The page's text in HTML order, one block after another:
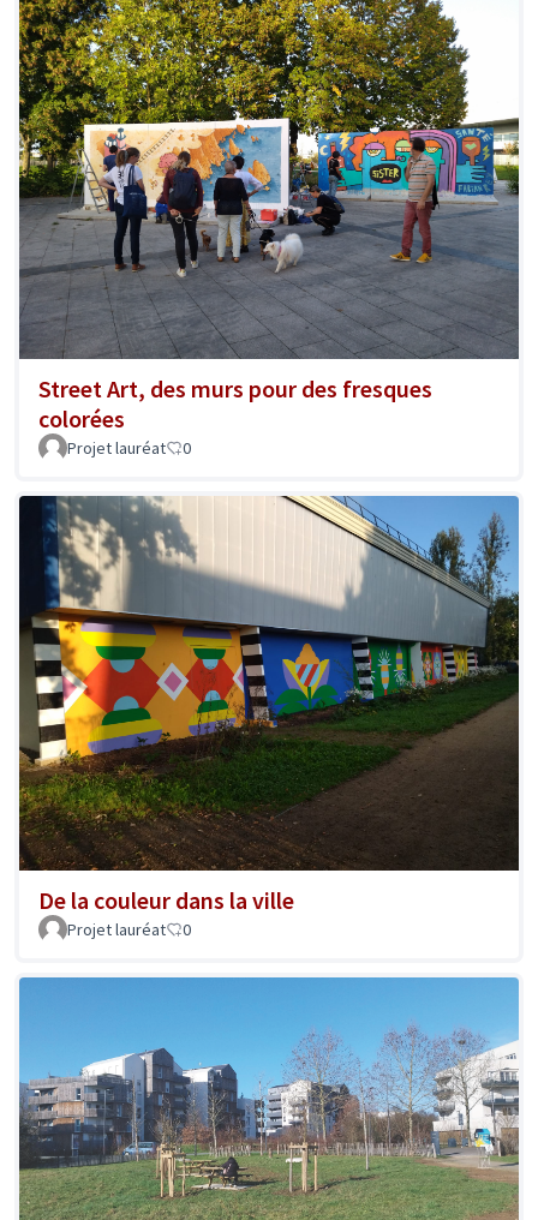
Street Art, des murs pour des fresques
colorées
Projet lauréat 0
De la couleur dans la ville
Projet lauréat 0